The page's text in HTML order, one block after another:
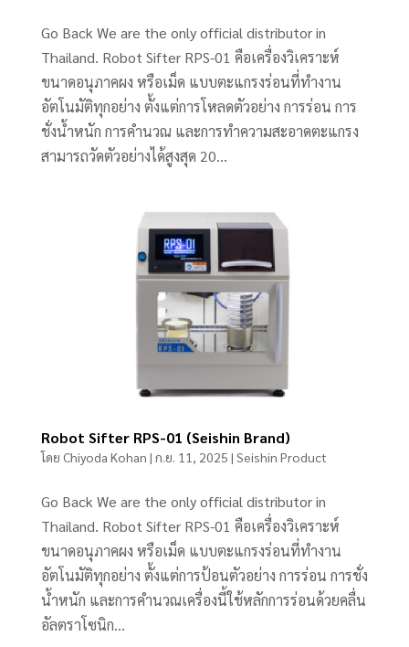
Go Back We are the only official distributor in
Thailand. Robot Sifter RPS-01 คือเครื่องวิเคราะห์
ขนาดอนุภาคผง หรือเม็ด แบบตะแกรงร่อนที่ทำงาน
อัตโนมัติทุกอย่าง ตั้งแต่การโหลดตัวอย่าง การร่อน การ
ชั่งน้ำหนัก การคำนวณ และการทำความสะอาดตะแกรง
สามารถวัดตัวอย่างได้สูงสุด 20...
Robot Sifter RPS-01 (Seishin Brand)
โดย Chiyoda Kohan | ก.ย. 11, 2025 | Seishin Product
Go Back We are the only official distributor in
Thailand. Robot Sifter RPS-01 คือเครื่องวิเคราะห์
ขนาดอนุภาคผง หรือเม็ด แบบตะแกรงร่อนที่ทำงาน
อัตโนมัติทุกอย่าง ตั้งแต่การป้อนตัวอย่าง การร่อน การชั่ง
น้ำหนัก และการคำนวณเครื่องนี้ใช้หลักการร่อนด้วยคลื่น
อัลตราโซนิก...